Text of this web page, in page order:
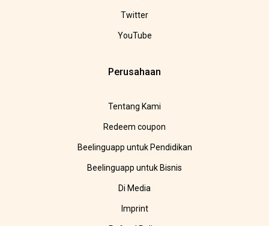
Twitter
YouTube
Perusahaan
Tentang Kami
Redeem coupon
Beelinguapp untuk Pendidikan
Beelinguapp untuk Bisnis
Di Media
Imprint